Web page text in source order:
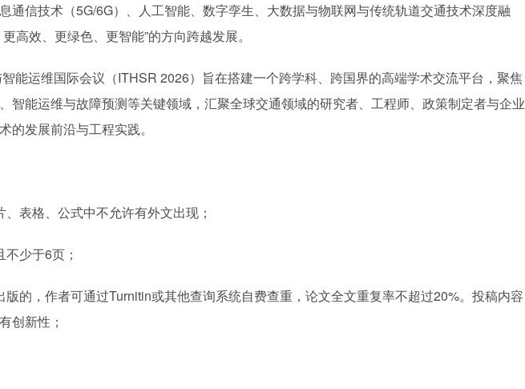
通信技术（5G/6G）、人工智能、数字孪生、大数据与物联网与传统轨道交通技术深度融
高效、更绿色、更智能”的方向跨越发展。
能运维国际会议（ITHSR 2026）旨在搭建一个跨学科、跨国界的高端学术交流平台，聚焦
智能运维与故障预测等关键领域，汇聚全球交通领域的研究者、工程师、政策制定者与企业
的发展前沿与工程实践。
表格、公式中不允许有外文出现；
少于6页；
的，作者可通过Turnitin或其他查询系统自费查重，论文全文重复率不超过20%。投稿内容
创新性；